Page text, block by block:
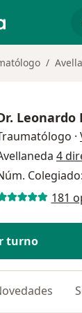
Leonardo
·
4
181
turno